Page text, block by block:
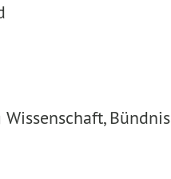
Bündnis